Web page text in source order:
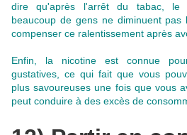
dire qu'après l'arrêt du tabac, le
beaucoup de gens ne diminuent
compenser ce ralentissement après
Enfin, la nicotine est connue
gustatives, ce qui fait que vous
plus savoureuses une fois que vous
peut conduire à des excès de